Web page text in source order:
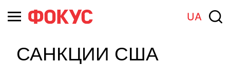
UA
САНКЦИИ США